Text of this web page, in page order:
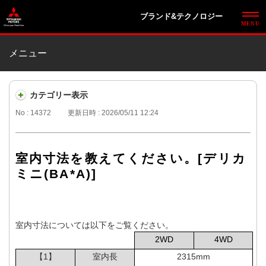
ブランド&テクノロジー
メニュー
カテゴリー表示
No : 14372 更新日時 : 2026/05/11 12:24
室内寸法を教えてください。[デリカ
ミニ(BA*A)]
室内寸法については以下をご覧ください。
2WD
4WD
【1】
室内長 2315mm